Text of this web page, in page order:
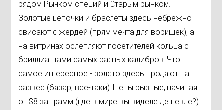
рядом Рынком специй и Старым рынком.
Золотые цепочки и браслеты здесь небрежно
свисают с жердей (прям мечта для воришек), а
на витринах ослепляют посетителей кольца с
бриллиантами самых разных калибров. Что
самое интересное - золото здесь продают на
развес (базар, все-таки). Цены рызные, начиная
от $8 за грамм (где в мире вы виделе дешевле?).